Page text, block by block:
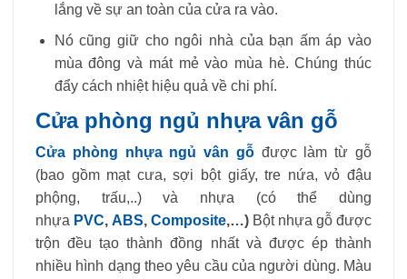
lắng về sự an toàn của cửa ra vào.
Nó cũng giữ cho ngôi nhà của bạn ấm áp vào
mùa đông và mát mẻ vào mùa hè. Chúng thúc
đẩy cách nhiệt hiệu quả về chi phí.
Cửa phòng ngủ nhựa vân gỗ
Cửa phòng nhựa ngủ vân gỗ được làm từ gỗ
(bao gồm mạt cưa, sợi bột giấy, tre nứa, vỏ đậu
phộng, trấu,..) và nhựa (có thể dùng
nhựa PVC, ABS, Composite,…) Bột nhựa gỗ được
trộn đều tạo thành đồng nhất và được ép thành
nhiều hình dạng theo yêu cầu của người dùng. Màu